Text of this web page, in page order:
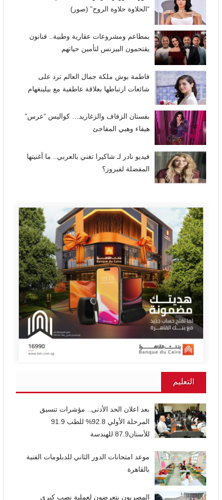
“الحلاوة حلاوة الروح” (صور)
بمطاعم ومشروعات عقارية وطبية.. فنانون
يقتحمون البيزنس لتأمين حياتهم
فاطمة بوش ملكة جمال العالم ترد على
شائعات ارتباطها بعلاقة عاطفية مع بيلينغهام
بفستان الزفاف والزغاريد… كواليس “عرس”
هيفاء وهبي المفاجئ
فيديو نادر لـ شاكيرا تغني بالعربي.. ما أغنيتها
المفضلة لفيروز؟
التعليم
بعد اعلان الحد الأدنى.. مؤشرات تنسيق
المرحلة الأولي 92.8% للطب 91.9
للأسنان87.9 للهندسة
موعد امتحانات الدور الثاني للدبلومات الفنية
بالقاهرة
المصريون يتعرضون لعملية نصب كبرى